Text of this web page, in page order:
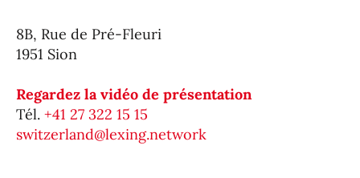
8B, Rue de Pré-Fleuri
1951 Sion
Regardez la vidéo de présentation
Tél. +41 27 322 15 15
switzerland@lexing.network